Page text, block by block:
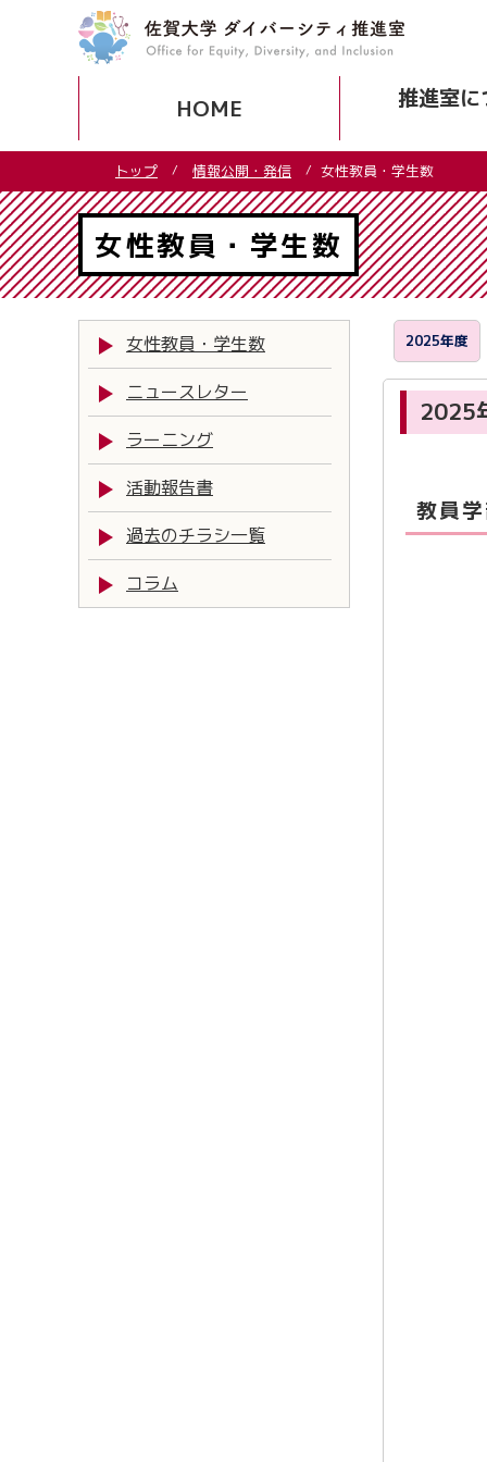
ン
テ
ン
ツ
へ
HOME 推進室
トップ 情報公開・発信 女性教員・学生数
女性教員・学生数
女性教員・学生数
ニュースレター
ラーニング
活動報告書
過去のチラシ一覧
コラム
2025年度
2025
教員